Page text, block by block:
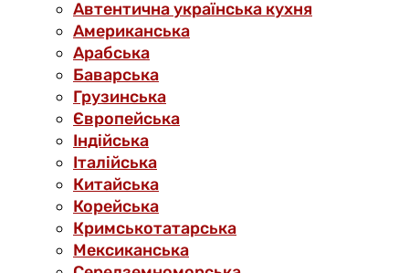
Автентична українська кухня
Американська
Арабська
Баварська
Грузинська
Європейська
Індійська
Італійська
Китайська
Корейська
Кримськотатарська
Мексиканська